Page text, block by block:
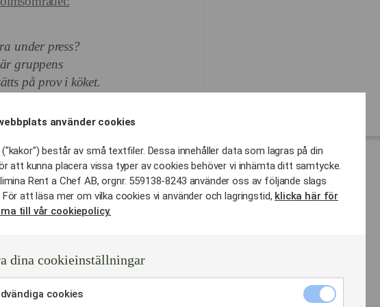
under press?
gruppens
på prov i köket.
krämig risotto och
ingredienser.
råvaror från lokala
och moderna
modern teknik med
företaget.
använder cookies
består av små textfiler. Dessa innehåller data som lagras på din
att kunna placera vissa typer av cookies behöver vi inhämta ditt samtycke.
Rent a Chef AB, orgnr. 559138-8243 använder oss av följande slags
att läsa mer om vilka cookies vi använder och lagringstid, klicka här för
till vår cookiepolicy.
dina cookieinställningar
cookies
Nödvändiga